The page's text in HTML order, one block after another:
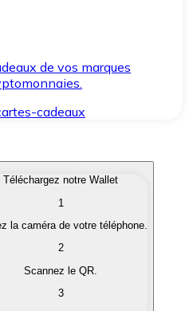
de vos marques
cadeaux
qui vous intéressent
en monnaie
Téléchargez notre Wallet
1
la caméra de votre téléphone.
2
Scannez le QR.
3